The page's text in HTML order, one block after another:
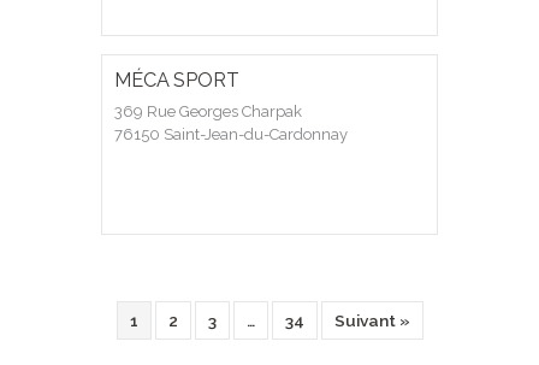
MÉCA SPORT
369 Rue Georges Charpak
76150 Saint-Jean-du-Cardonnay
1 2 3 … 34 Suivant »